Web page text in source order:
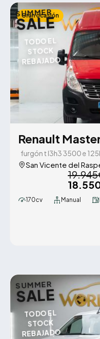
SUMMER
SALE
TODO EL
STOCK
REBAJADO
Gran ocasión
Renault
furgón t l3h3 3500 e
San Vicente del
170cv Manual
SUMMER
SALE
TODO EL
STOCK
REBAJADO